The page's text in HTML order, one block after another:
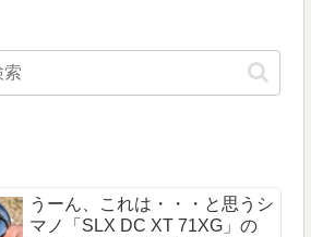
うーん、これは・・・と思うシ
マノ「SLX DC XT 71XG」の